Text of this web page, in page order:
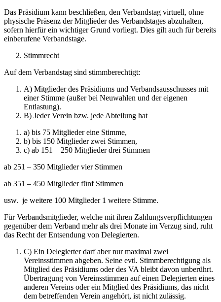
Das Präsidium kann beschließen, den Verbandstag virtuell, ohne
physische Präsenz der Mitglieder des Verbandstages abzuhalten,
sofern hierfür ein wichtiger Grund vorliegt. Dies gilt auch für bereits
einberufene Verbandstage.
Stimmrecht
Auf dem Verbandstag sind stimmberechtigt:
A) Mitglieder des Präsidiums und Verbandsausschusses mit
einer Stimme (außer bei Neuwahlen und der eigenen
Entlastung).
B) Jeder Verein bzw. jede Abteilung hat
a) bis 75 Mitglieder eine Stimme,
b) bis 150 Mitglieder zwei Stimmen,
c) ab 151 – 250 Mitglieder drei Stimmen
ab 251 – 350 Mitglieder vier Stimmen
ab 351 – 450 Mitglieder fünf Stimmen
usw. je weitere 100 Mitglieder 1 weitere Stimme.
Für Verbandsmitglieder, welche mit ihren Zahlungsverpflichtungen
gegenüber dem Verband mehr als drei Monate im Verzug sind, ruht
das Recht der Entsendung von Delegierten.
C) Ein Delegierter darf aber nur maximal zwei
Vereinsstimmen abgeben. Seine evtl. Stimmberechtigung als
Mitglied des Präsidiums oder des VA bleibt davon unberührt.
Übertragung von Vereins­stimmen auf einen Delegierten eines
anderen Vereins oder ein Mitglied des Präsidiums, das nicht
dem betreffenden Verein angehört, ist nicht zulässig.